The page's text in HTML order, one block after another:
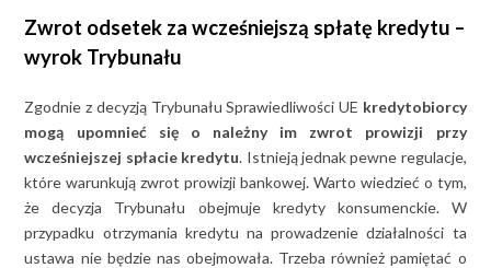
Zwrot odsetek za wcześniejszą spłatę kredytu –
wyrok Trybunału
Zgodnie z decyzją Trybunału Sprawiedliwości UE kredytobiorcy
mogą upomnieć się o należny im zwrot prowizji przy
wcześniejszej spłacie kredytu. Istnieją jednak pewne regulacje,
które warunkują zwrot prowizji bankowej. Warto wiedzieć o tym,
że decyzja Trybunału obejmuje kredyty konsumenckie. W
przypadku otrzymania kredytu na prowadzenie działalności ta
ustawa nie będzie nas obejmowała. Trzeba również pamiętać o